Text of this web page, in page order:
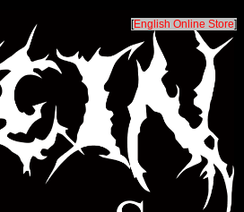
[English Online Store]